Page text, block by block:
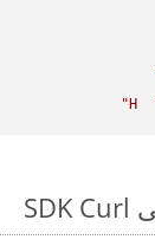
H